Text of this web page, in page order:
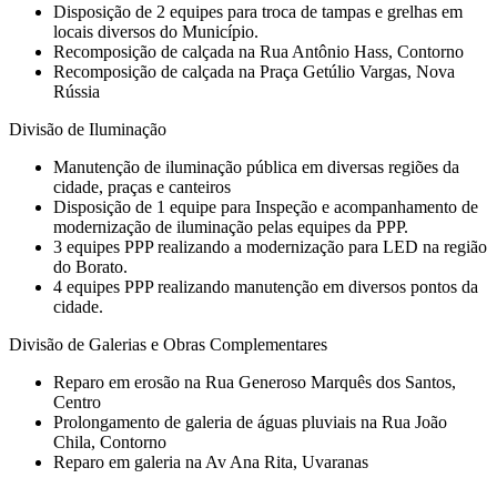
Disposição de 2 equipes para troca de tampas e grelhas em
locais diversos do Município.
Recomposição de calçada na Rua Antônio Hass, Contorno
Recomposição de calçada na Praça Getúlio Vargas, Nova
Rússia
Divisão de Iluminação
Manutenção de iluminação pública em diversas regiões da
cidade, praças e canteiros
Disposição de 1 equipe para Inspeção e acompanhamento de
modernização de iluminação pelas equipes da PPP.
3 equipes PPP realizando a modernização para LED na região
do Borato.
4 equipes PPP realizando manutenção em diversos pontos da
cidade.
Divisão de Galerias e Obras Complementares
Reparo em erosão na Rua Generoso Marquês dos Santos,
Centro
Prolongamento de galeria de águas pluviais na Rua João
Chila, Contorno
Reparo em galeria na Av Ana Rita, Uvaranas